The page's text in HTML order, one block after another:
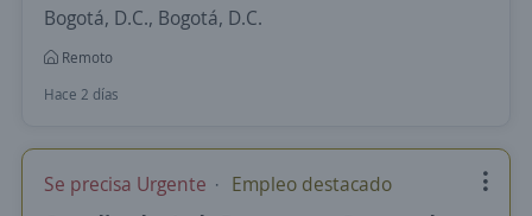
Bogotá, D.C., Bogotá, D.C.
Remoto
Hace 2 días
Se precisa Urgente Empleo destacado